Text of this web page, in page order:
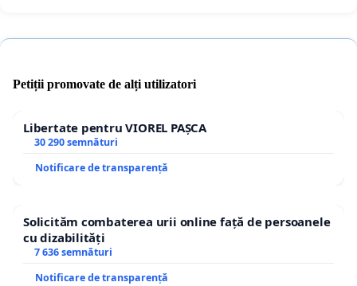
Petiții promovate de alți utilizatori
Libertate pentru VIOREL PAȘCA
30 290 semnături
Notificare de transparență
Solicităm combaterea urii online față de persoanele
cu dizabilități
7 636 semnături
Notificare de transparență